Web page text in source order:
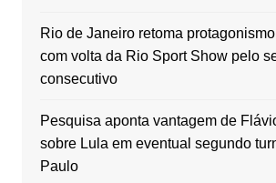
Rio de Janeiro retoma
com volta da Rio Sport Show pelo
consecutivo
Pesquisa aponta vantagem de
sobre Lula em eventual segundo
Paulo